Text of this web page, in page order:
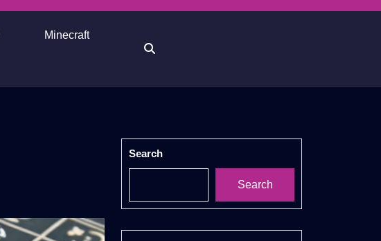
Minecraft
Search
Search